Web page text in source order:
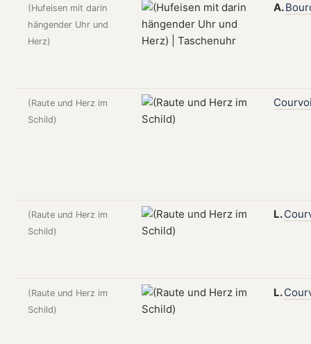
(Hufeisen mit darin
hängender Uhr und
Herz)
A.
(Raute und Herz im
Schild)
(Raute und Herz im
Schild)
L.
(Raute und Herz im
Schild)
L.